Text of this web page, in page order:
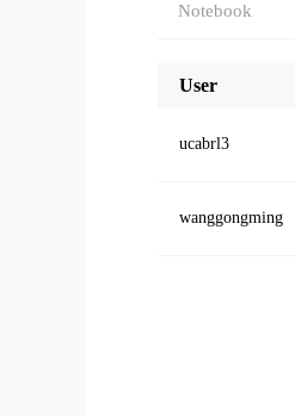
Notebook
User
ucabrl3
wanggongming